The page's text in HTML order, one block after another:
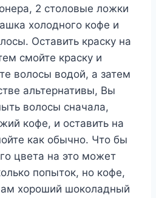
2 столовые ложки
холодного кофе и
Оставить краску на
смойте краску и
волосы водой, а затем
альтернативы, Вы
волосы сначала,
кофе, и оставить на
как обычно. Что бы
цвета на это может
попыток, но кофе,
хороший шоколадный